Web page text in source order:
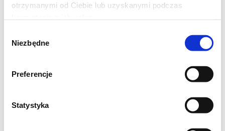
otrzymanymi od Ciebie lub uzyskanymi podczas
zgody
Niezbędne
Preferencje
Statystyka